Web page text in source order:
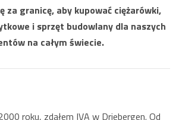
za granicę, aby kupować ciężarówki,
i sprzęt budowlany dla naszych
na całym świecie.
roku, zdałem IVA w Driebergen. Od